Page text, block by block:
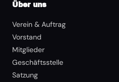
Über uns
Verein & Auftrag
Vorstand
Mitglieder
Geschäftsstelle
Satzung